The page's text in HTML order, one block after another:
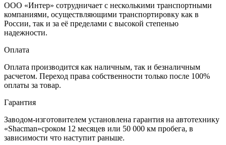
ООО «Интер» сотрудничает с несколькими транспортными
компаниями, осуществляющими транспортировку как в
России, так и за её пределами с высокой степенью
надежности.
Оплата
Оплата производится как наличным, так и безналичным
расчетом. Переход права собственности только после 100%
оплаты за товар.
Гарантия
Заводом-изготовителем установлена гарантия на автотехнику
«Shacman»сроком 12 месяцев или 50 000 км пробега, в
зависимости что наступит раньше.